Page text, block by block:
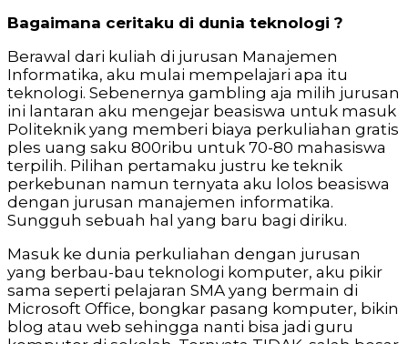
Bagaimana ceritaku di dunia teknologi ?
Berawal dari kuliah di jurusan Manajemen
Informatika, aku mulai mempelajari apa itu
teknologi. Sebenernya gambling aja milih jurusan
ini lantaran aku mengejar beasiswa untuk masuk
Politeknik yang memberi biaya perkuliahan gratis
ples uang saku 800ribu untuk 70-80 mahasiswa
terpilih. Pilihan pertamaku justru ke teknik
perkebunan namun ternyata aku lolos beasiswa
dengan jurusan manajemen informatika.
Sungguh sebuah hal yang baru bagi diriku.
Masuk ke dunia perkuliahan dengan jurusan
yang berbau-bau teknologi komputer, aku pikir
sama seperti pelajaran SMA yang bermain di
Microsoft Office, bongkar pasang komputer, bikin
blog atau web sehingga nanti bisa jadi guru